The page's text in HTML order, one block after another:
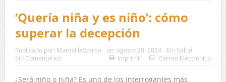
‘Quería niña y es niño’: cómo
superar la decepción
Publicado por: MaravillaStereo on: agosto 20, 2024 En: Salud
Sin Comentarios
Imprimir Correo Electrónico
¿Será niño o niña? Es uno de los interrogantes más